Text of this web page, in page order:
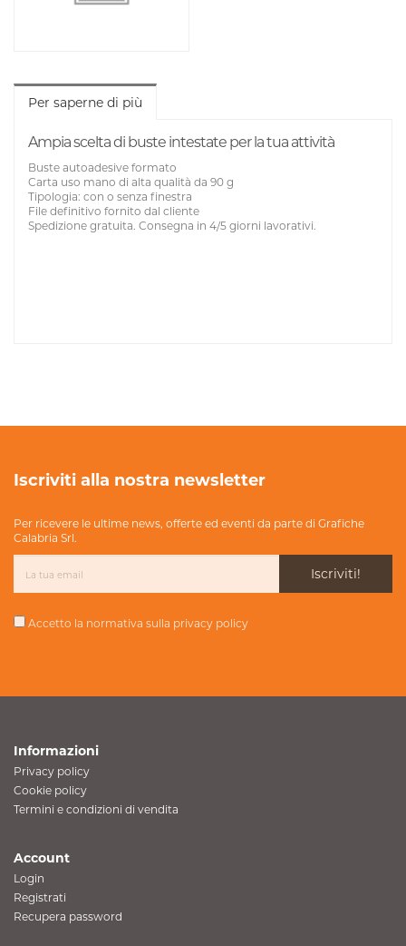
Per saperne di più
Ampia scelta di buste intestate per la tua attività
Buste autoadesive formato
Carta uso mano di alta qualità da 90 g
Tipologia: con o senza finestra
File definitivo fornito dal cliente
Spedizione gratuita. Consegna in 4/5 giorni lavorativi.
Iscriviti alla nostra newsletter
Per ricevere le ultime news, offerte ed eventi da parte di Grafiche
Calabria Srl.
Iscriviti!
Accetto la normativa sulla privacy policy
Informazioni
Privacy policy
Cookie policy
Termini e condizioni di vendita
Account
Login
Registrati
Recupera password